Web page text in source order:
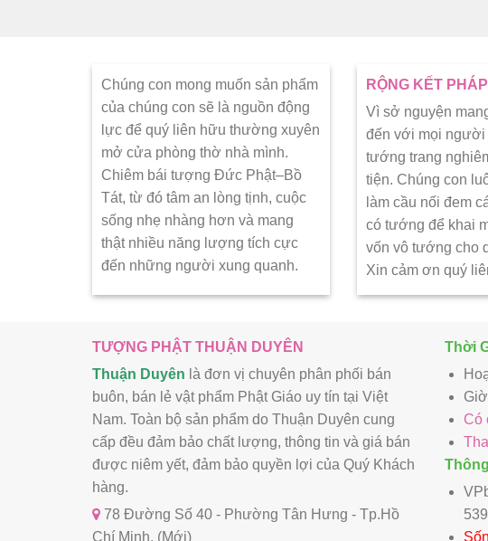
Chúng con mong muốn sản phẩm
của chúng con sẽ là nguồn động
lực để quý liên hữu thường xuyên
mở cửa phòng thờ nhà mình.
Chiêm bái tượng Đức Phật–Bồ
Tát, từ đó tâm an lòng tịnh, cuộc
sống nhẹ nhàng hơn và mang
thật nhiều năng lượng tích cực
đến những người xung quanh.
RỘNG KẾT
Vì sở nguyện
đến với mọi người
tướng trang
tiện. Chúng con
làm cầu nối đem
có tướng để khai
vốn vô tướng cho
Xin cảm ơn quý
TƯỢNG PHẬT THUẬN DUYÊN
Thuận Duyên là đơn vị chuyên phân phối bán
buôn, bán lẻ vật phẩm Phật Giáo uy tín tại Việt
Nam. Toàn bộ sản phẩm do Thuận Duyên cung
cấp đều đảm bảo chất lượng, thông tin và giá bán
được niêm yết, đảm bảo quyền lợi của Quý Khách
hàng.
78 Đường Số 40 - Phường Tân Hưng - Tp.Hồ
Chí Minh. (Mới)
Thời
Có